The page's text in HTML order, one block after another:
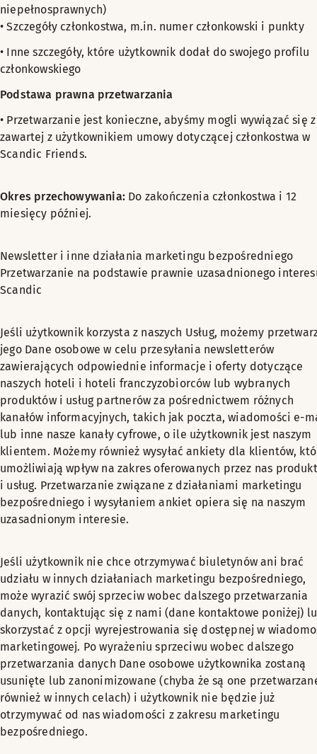
niepełnosprawnych)
• Szczegóły członkostwa, m.in. numer członkowski i punkty
• Inne szczegóły, które użytkownik dodał do swojego profilu
członkowskiego
Podstawa prawna przetwarzania
• Przetwarzanie jest konieczne, abyśmy mogli wywiązać się z
zawartej z użytkownikiem umowy dotyczącej członkostwa w
Scandic Friends.
Okres przechowywania: Do zakończenia członkostwa i 12
miesięcy później.
Newsletter i inne działania marketingu bezpośredniego
Przetwarzanie na podstawie prawnie uzasadnionego
Scandic
Jeśli użytkownik korzysta z naszych Usług, możemy
jego Dane osobowe w celu przesyłania newsletterów
zawierających odpowiednie informacje i oferty dotyczące
naszych hoteli i hoteli franczyzobiorców lub wybranych
produktów i usług partnerów za pośrednictwem różnych
kanałów informacyjnych, takich jak poczta, wiadomości e-
lub inne nasze kanały cyfrowe, o ile użytkownik jest naszym
klientem. Możemy również wysyłać ankiety dla klientów,
umożliwiają wpływ na zakres oferowanych przez nas
i usług. Przetwarzanie związane z działaniami marketingu
bezpośredniego i wysyłaniem ankiet opiera się na naszym
uzasadnionym interesie.
Jeśli użytkownik nie chce otrzymywać biuletynów ani brać
udziału w innych działaniach marketingu bezpośredniego,
może wyrazić swój sprzeciw wobec dalszego przetwarzania
danych, kontaktując się z nami (dane kontaktowe poniżej)
skorzystać z opcji wyrejestrowania się dostępnej w
marketingowej. Po wyrażeniu sprzeciwu wobec dalszego
przetwarzania danych Dane osobowe użytkownika zostaną
usunięte lub zanonimizowane (chyba że są one
również w innych celach) i użytkownik nie będzie już
otrzymywać od nas wiadomości z zakresu marketingu
bezpośredniego.